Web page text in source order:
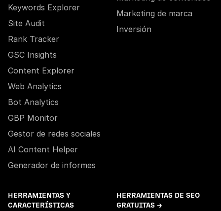
Keywords Explorer
Site Audit
Rank Tracker
GSC Insights
Content Explorer
Web Analytics
Bot Analytics
GBP Monitor
Gestor de redes sociales
AI Content Helper
Generador de informes
Marketing de marca
Inversión
HERRAMIENTAS Y
CARACTERÍSTICAS
HERRAMIENTAS DE SEO
GRATUITAS →